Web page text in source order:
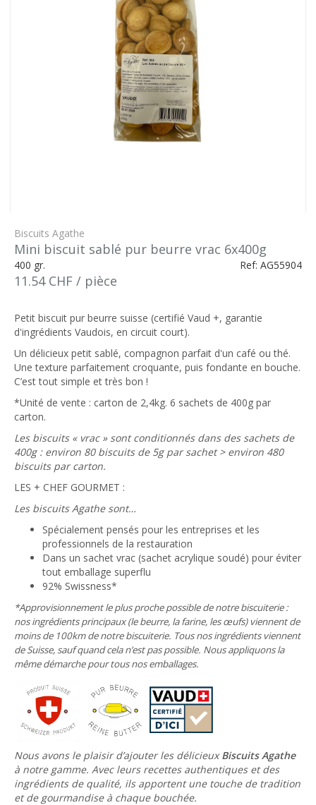
Biscuits Agathe
Mini biscuit sablé pur beurre vrac 6x400g
400 gr. Ref: AG55904
11.54 CHF / pièce
Petit biscuit pur beurre suisse (certifié Vaud +, garantie
d'ingrédients Vaudois, en circuit court).
Un délicieux petit sablé, compagnon parfait d'un café ou thé.
Une texture parfaitement croquante, puis fondante en bouche.
C’est tout simple et très bon !
*Unité de vente : carton de 2,4kg. 6 sachets de 400g par
carton.
Les biscuits « vrac » sont conditionnés dans des sachets de
400g : environ 80 biscuits de 5g par sachet > environ 480
biscuits par carton.
LES + CHEF GOURMET :
Les biscuits Agathe sont…
Spécialement pensés pour les entreprises et les
professionnels de la restauration
Dans un sachet vrac (sachet acrylique soudé) pour éviter
tout emballage superflu
92% Swissness*
*Approvisionnement le plus proche possible de notre biscuiterie :
nos ingrédients principaux (le beurre, la farine, les œufs) viennent de
moins de 100km de notre biscuiterie. Tous nos ingrédients viennent
de Suisse, sauf quand cela n’est pas possible. Nous appliquons la
même démarche pour tous nos emballages.
Nous avons le plaisir d’ajouter les délicieuxBiscuits Agathe
à notre gamme. Avec leurs recettes authentiques et des
ingrédients de qualité, ils apportent une touche de tradition
et de gourmandise à chaque bouchée.